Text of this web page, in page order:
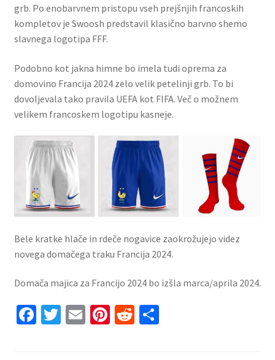
grb. Po enobarvnem pristopu vseh prejšnjih francoskih
kompletov je Swoosh predstavil klasično barvno shemo
slavnega logotipa FFF.
Podobno kot jakna himne bo imela tudi oprema za
domovino Francija 2024 zelo velik petelinji grb. To bi
dovoljevala tako pravila UEFA kot FIFA. Več o možnem
velikem francoskem logotipu kasneje.
Bele kratke hlače in rdeče nogavice zaokrožujejo videz
novega domačega traku Francija 2024.
Domača majica za Francijo 2024 bo izšla marca/aprila 2024.
Fa T E Pi R S